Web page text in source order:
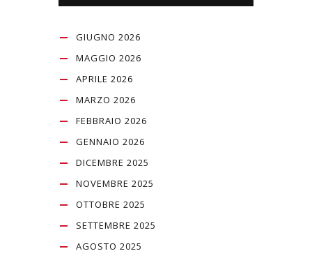
GIUGNO 2026
MAGGIO 2026
APRILE 2026
MARZO 2026
FEBBRAIO 2026
GENNAIO 2026
DICEMBRE 2025
NOVEMBRE 2025
OTTOBRE 2025
SETTEMBRE 2025
AGOSTO 2025